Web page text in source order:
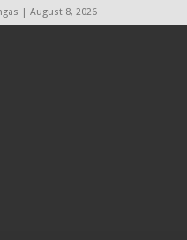
| August 8, 2026